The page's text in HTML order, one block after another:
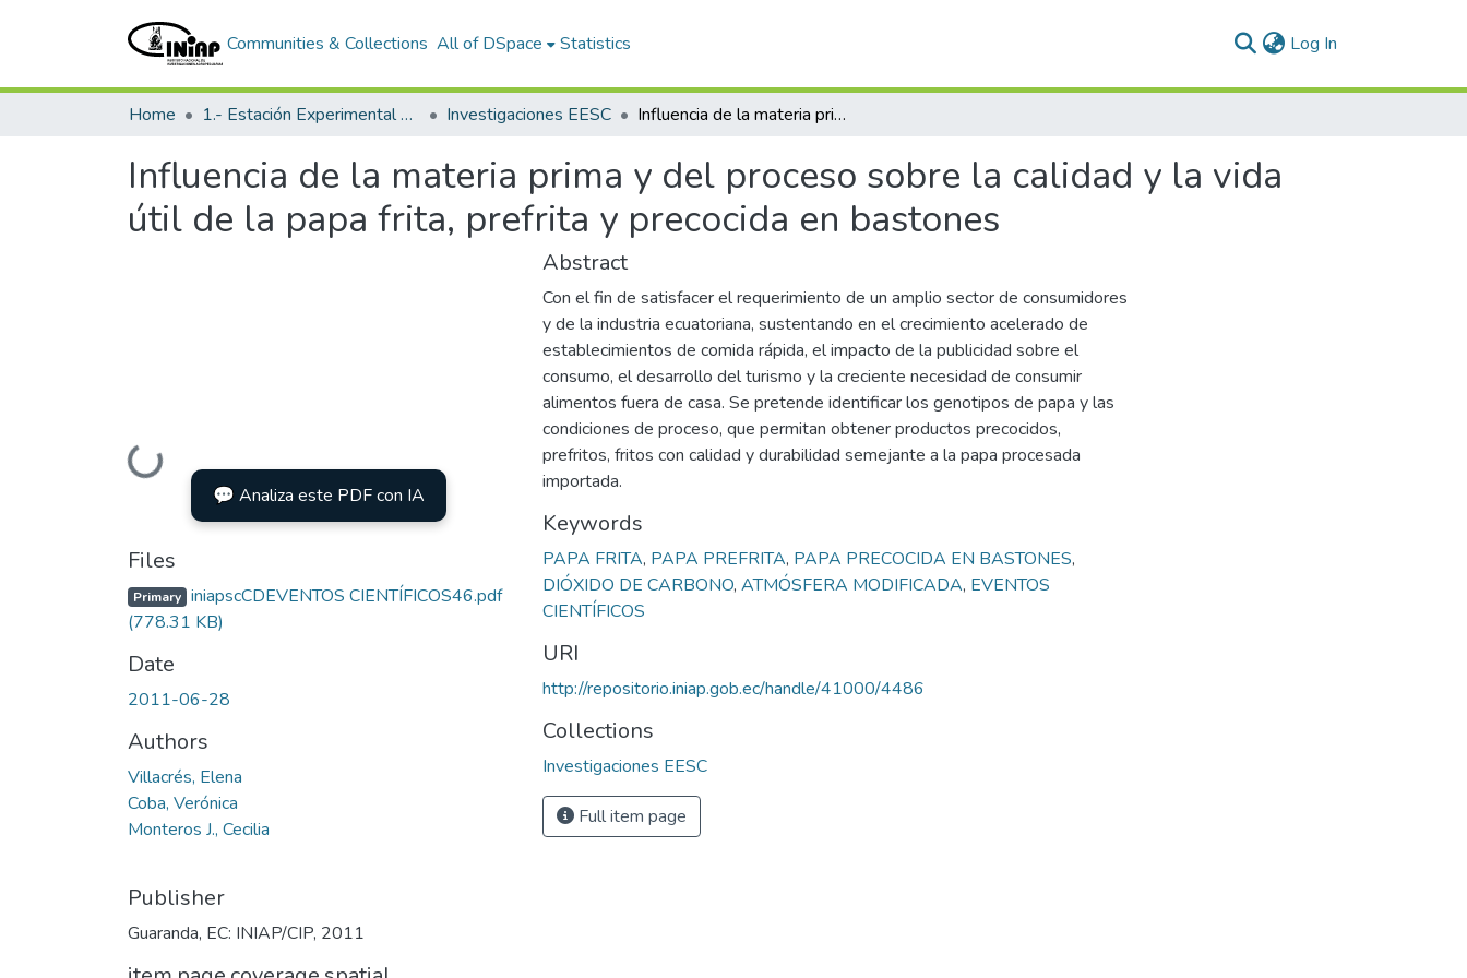
Communities & Collections All of DSpace Statistics Log In
Home 1.- Estación Experimental Santa Catalina Investigaciones EESC Influencia de la materia prima y del proceso sobre la calidad y la vida útil de la papa frita, prefrita y precocida en bastones
Influencia de la materia prima y del proceso sobre la calidad y la vida
útil de la papa frita, prefrita y precocida en bastones
Loading...
💬 Analiza este PDF con IA
Files
Primary iniapscCDEVENTOS CIENTÍFICOS46.pdf
(778.31 KB)
Date
2011-06-28
Authors
Villacrés, Elena
Coba, Verónica
Monteros J., Cecilia
Publisher
Guaranda, EC: INIAP/CIP, 2011
Abstract
Con el fin de satisfacer el requerimiento de un amplio sector de consumidores
y de la industria ecuatoriana, sustentando en el crecimiento acelerado de
establecimientos de comida rápida, el impacto de la publicidad sobre el
consumo, el desarrollo del turismo y la creciente necesidad de consumir
alimentos fuera de casa. Se pretende identificar los genotipos de papa y las
condiciones de proceso, que permitan obtener productos precocidos,
prefritos, fritos con calidad y durabilidad semejante a la papa procesada
importada.
Keywords
PAPA FRITA, PAPA PREFRITA, PAPA PRECOCIDA EN BASTONES,
DIÓXIDO DE CARBONO, ATMÓSFERA MODIFICADA, EVENTOS
CIENTÍFICOS
URI
http://repositorio.iniap.gob.ec/handle/41000/4486
Collections
Investigaciones EESC
Full item page